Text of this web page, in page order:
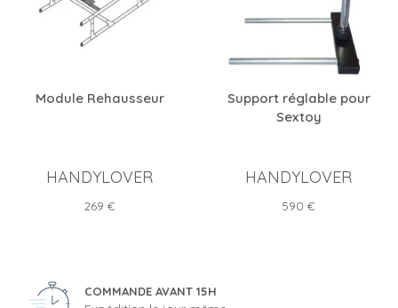
Module Rehausseur
HANDYLOVER
Prix
269 €
Support réglable pour
Sextoy
HANDYLOVER
Prix
590 €
COMMANDE AVANT 15H